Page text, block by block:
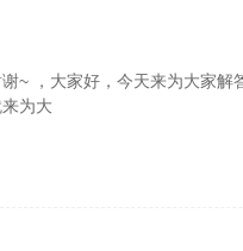
~ ，大家好，今天来为大家
为大